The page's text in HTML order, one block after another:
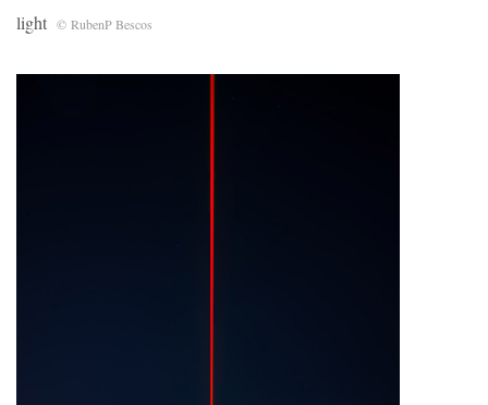
light © RubenP Bescos